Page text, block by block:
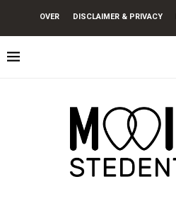
OVER DISCLAIMER & PRIVACY